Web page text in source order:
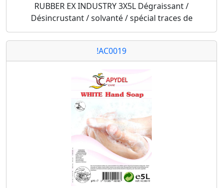
RUBBER EX INDUSTRY 3X5L Dégraissant /
Désincrustant / solvanté / spécial traces de
!AC0019